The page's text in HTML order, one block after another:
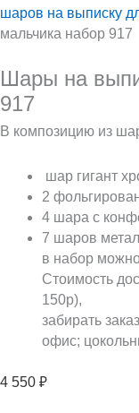
шаров на выписку
мальчика набор 917
Шары на
917
В композицию из
шар гигант
2
4 шара с
7 шаров
в набор
Стоимость
150р),
забирать
офис;
4 550 ₽